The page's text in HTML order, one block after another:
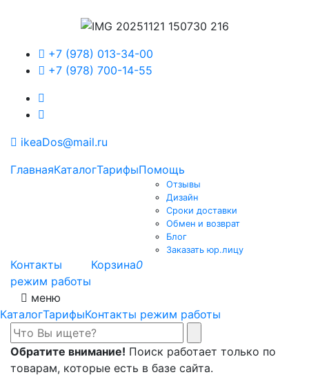
+7 (978) 013-34-00
+7 (978) 700-14-55
ikeaDos@mail.ru
ГлавнаяКаталогТарифыПомощь
Отзывы
Дизайн
Сроки доставки
Обмен и возврат
Блог
Заказать юр.лицу
Контакты
режим работы
Корзина0
меню
КаталогТарифыКонтакты режим работы
Обратите внимание! Поиск работает только по
товарам, которые есть в базе сайта.